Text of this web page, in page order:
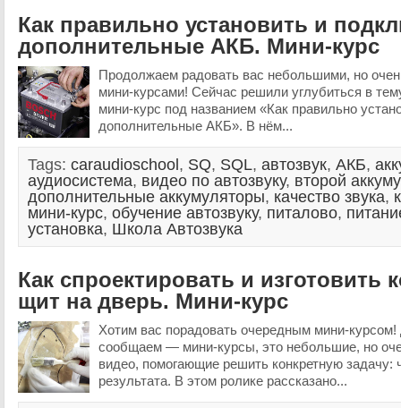
Как правильно установить и
дополнительные АКБ. Мини-курс
Продолжаем радовать вас небольшими, но
мини-курсами! Сейчас решили углубиться в
мини-курс под названием «Как правильно
дополнительные АКБ». В нём...
Tags: caraudioschool , SQ, SQL, автозвук, АКБ,
аудиосистема, видео по автозвуку, второй
дополнительные аккумуляторы, качество звука,
мини-курс, обучение автозвуку, питалово,
установка, Школа Автозвука
Как спроектировать и изготовить
щит на дверь. Мини-курс
Хотим вас порадовать очередным мини-курсом!
сообщаем — мини-курсы, это небольшие, но
видео, помогающие решить конкретную задачу:
результата. В этом ролике рассказано...